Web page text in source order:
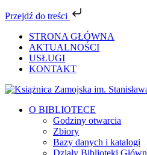
Przejdź do treści
zawartości
STRONA GŁÓWNA
AKTUALNOŚCI
USŁUGI
KONTAKT
Facebook
YouTube
Instagram
Tiktok
O BIBLIOTECE
Godziny otwarcia
Zbiory
Bazy danych i katalogi
Działy Biblioteki